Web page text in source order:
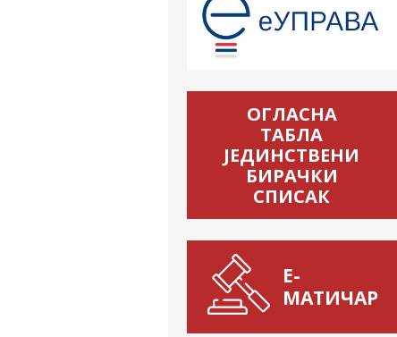
ОГЛАСНА
ТАБЛА
ЈЕДИНСТВЕНИ
БИРАЧКИ
СПИСАК
Е-
МАТИЧАР